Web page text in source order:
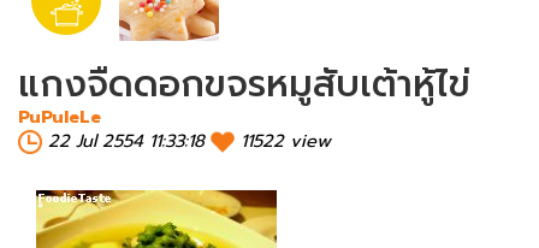
แกงจืดดอกขจรหมูสับเต้าหู้ไข่
PuPuleLe
22 Jul 2554 11:33:18
11522 view